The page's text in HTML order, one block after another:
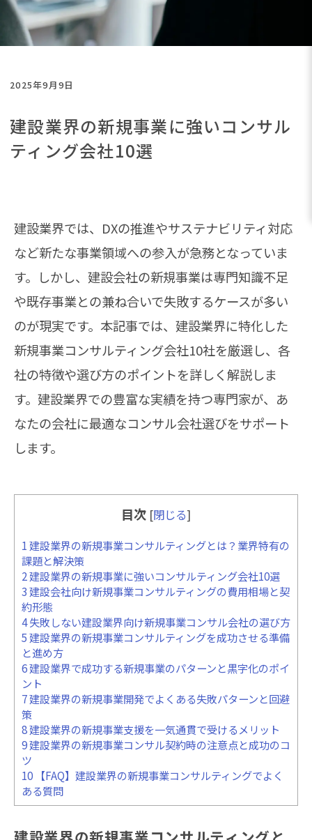
2025年9月9日
建設業界の新規事業に強いコンサル
ティング会社10選
建設業界では、DXの推進やサステナビリティ対応
など新たな事業領域への参入が急務となっていま
す。しかし、建設会社の新規事業は専門知識不足
や既存事業との兼ね合いで失敗するケースが多い
のが現実です。本記事では、建設業界に特化した
新規事業コンサルティング会社10社を厳選し、各
社の特徴や選び方のポイントを詳しく解説しま
す。建設業界での豊富な実績を持つ専門家が、あ
なたの会社に最適なコンサル会社選びをサポート
します。
目次 [閉じる]
1建設業界の新規事業コンサルティングとは？業界特有の
課題と解決策
2建設業界の新規事業に強いコンサルティング会社10選
3建設会社向け新規事業コンサルティングの費用相場と契
約形態
4失敗しない建設業界向け新規事業コンサル会社の選び方
5建設業界の新規事業コンサルティングを成功させる準備
と進め方
6建設業界で成功する新規事業のパターンと黒字化のポイ
ント
7建設業界の新規事業開発でよくある失敗パターンと回避
策
8建設業界の新規事業支援を一気通貫で受けるメリット
9建設業界の新規事業コンサル契約時の注意点と成功のコ
ツ
10 【FAQ】建設業界の新規事業コンサルティングでよく
ある質問